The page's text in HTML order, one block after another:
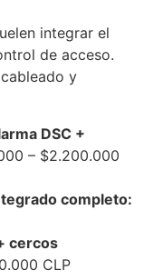
integrar el
de acceso.
y
DSC +
– $2.200.000
completo:
cercos
CLP